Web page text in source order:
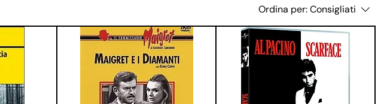
Ordina per:Consigliati